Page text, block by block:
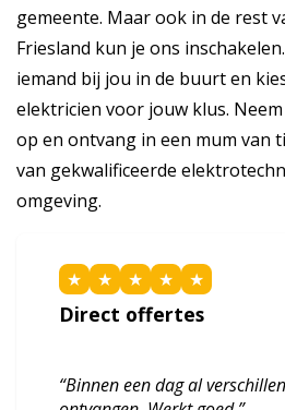
gemeente. Maar ook in de rest
Friesland kun je ons
iemand bij jou in de buurt en
elektricien voor jouw klus.
op en ontvang in een mum van
van gekwalificeerde
omgeving.
★ ★ ★ ★ ★
Direct offertes
“Binnen een dag al